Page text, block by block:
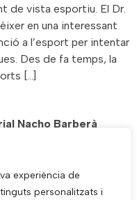
experiència de
personalitzats i
de vista esportiu. El Dr.
en una interessant
a l’esport per intentar
Des de fa temps, la
[…]
Nacho Barberà